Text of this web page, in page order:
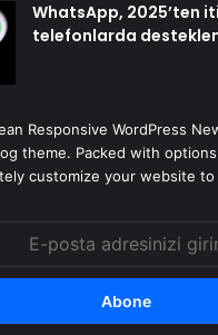
WhatsApp, 2025’ten
telefonlarda
Responsive WordPress
theme. Packed with
customize your website